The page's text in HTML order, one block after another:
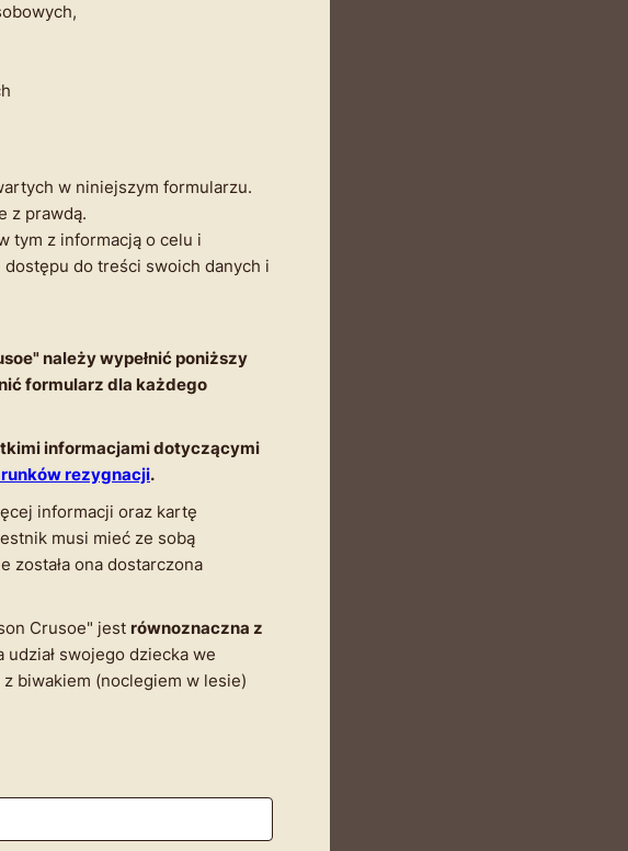
w niniejszym formularzu.
z prawdą.
tym z informacją o celu i
do treści swoich danych i
należy wypełnić poniższy
formularz dla każdego
informacjami dotyczącymi
rezygnacji.
informacji oraz kartę
musi mieć ze sobą
została ona dostarczona
Crusoe" jest równoznaczna z
udział swojego dziecka we
biwakiem (noclegiem w lesie)